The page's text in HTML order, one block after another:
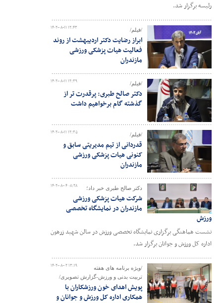
رئیسه برگزار شد.
۱۴۰۲-۰۸-۱۱ ۱۲:۴۳ /فیلم/
ابراز رضایت دکتر اردیبهشت از روند
فعالیت هیات پزشکی ورزشی
مازندران
۱۴۰۲-۰۸-۱۱ ۱۲:۳۹ /فیلم/
دکتر صالح طبری: پرقدرت تر از
گذشته گام برخواهیم داشت
۱۴۰۲-۰۸-۱۱ ۱۲:۳۵ /فیلم/
قدردانی از تیم مدیریتی سابق و
کنونی هیات پزشکی ورزشی
مازندران
۱۴۰۲-۰۸-۰۴ ۰۸:۲۸ دکتر صالح طبری خبر داد؛
شرکت هیات پزشکی ورزشی
مازندران در نمایشگاه تخصصی
ورزش
نشست هماهنگی برگزاری نمایشگاه تخصصی ورزش در سالن شهید زرهون
اداره کل ورزش و جوانان برگزار شد.
۱۴۰۲-۰۸-۰۲ ۱۳:۱۹
/ویژه برنامه های هفته
تربیت بدنی و ورزش-گزارش تصویری/
پویش اهدای خون ورزشکاران با
همکاری اداره کل ورزش و جوانان و